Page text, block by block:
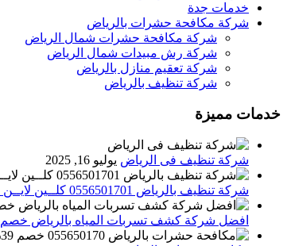
خدمات جدة
شركة مكافحة حشرات بالرياض
شركة مكافحة حشرات شمال الرياض
شركة رش مبيدات شمال الرياض
شركة تعقيم منازل بالرياض
شركة تنظيف بالرياض
خدمات مميزة
شركة تنظيف فى الرياض يوليو 16, 2025
شركة تنظيف بالرياض 0556501701 كلــين لايــن خصم 39% تنظيف وتعقيم المنازل باحدث الاجهزة
افضل شركة كشف تسربات المياه بالرياض خصم 39% اطلب الان 0556501701‬‏ – تقارير معتمدة